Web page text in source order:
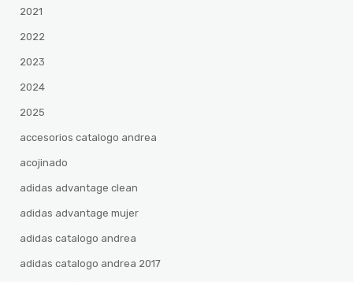
2021
2022
2023
2024
2025
accesorios catalogo andrea
acojinado
adidas advantage clean
adidas advantage mujer
adidas catalogo andrea
adidas catalogo andrea 2017